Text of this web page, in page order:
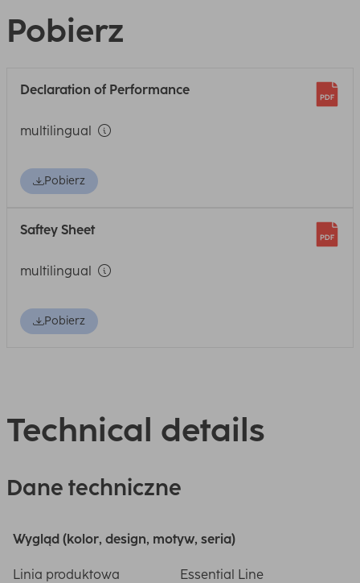
Pobierz
Declaration of Performance
multilingual
Pobierz
Saftey Sheet
multilingual
Pobierz
Technical details
Dane techniczne
Wygląd (kolor, design, motyw, seria)
Linia produktowa Essential Line